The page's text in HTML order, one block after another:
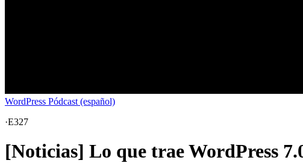
WordPress Pódcast (español)
·E327
[Noticias] Lo que trae WordPress